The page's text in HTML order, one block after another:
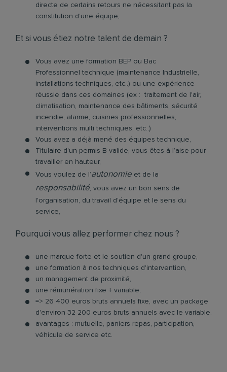
directe de certains retours ne nécessitant pas la
constitution d’une équipe,
Et si vous étiez notre talent de demain ?
Vous avez une formation BEP ou Bac
Professionnel technique (maintenance Industrielle,
installations techniques, etc..) ou une expérience
réussie dans ces domaines (ex : traitement de l'air,
climatisation, maintenance des bâtiments, sécurité
incendie, alarme, cuisines professionnelles,
interventions multi techniques, etc..)
Vous avez a déjà mené des équipes technique,
Titulaire d'un permis B valide, vous êtes à l’aise pour
travailler en hauteur,
Vous voulez de l’autonomie et de la
responsabilité, vous avez un bon sens de
l'organisation, du travail d’équipe et le sens du
service,
Pourquoi vous allez performer chez nous ?
une marque forte et le soutien d'un grand groupe,
une formation à nos techniques d'intervention,
un management de proximité,
une rémunération fixe + variable,
=> 26 400 euros bruts annuels fixe, avec un package
d'environ 32 200 euros bruts annuels avec le variable.
avantages : mutuelle, paniers repas, participation,
véhicule de service etc.